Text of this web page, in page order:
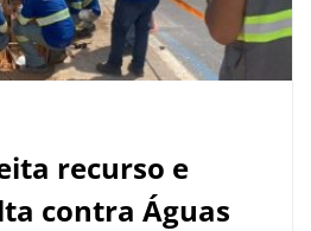
recurso e
contra Águas